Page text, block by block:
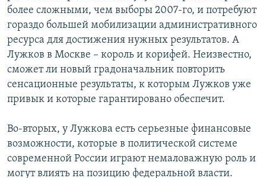
более сложными, чем выборы 2007-го, и потребуют
гораздо большей мобилизации административного
ресурса для достижения нужных результатов. А
Лужков в Москве – король и корифей. Неизвестно,
сможет ли новый градоначальник повторить
сенсационные результаты, к которым Лужков уже
привык и которые гарантировано обеспечит.
Во-вторых, у Лужкова есть серьезные финансовые
возможности, которые в политической системе
современной России играют немаловажную роль и
могут влиять на позицию федеральной власти.